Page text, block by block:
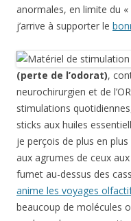
anormales, en limite du
j’arrive à supporter le
(perte de l’odorat),
neurochirurgien et de
stimulations
sticks aux huiles
je perçois de plus en
aux agrumes de ceux
fumet au-dessus des
anime les voyages
beaucoup de molécules